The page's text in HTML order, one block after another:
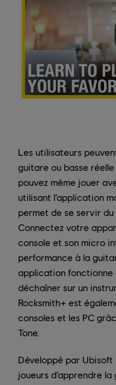
Les utilisateurs
guitare ou basse
pouvez même jouer
utilisant l’application
permet de se servir
Connectez votre
console et son micro
performance à la
application fonctionne
déchaîner sur un
Rocksmith+ est
consoles et les PC
Tone.
Développé par
joueurs d’apprendre